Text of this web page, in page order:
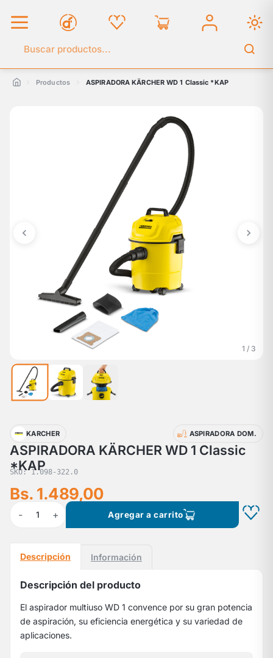
Buscar en el catálogo
Productos ASPIRADORA KÄRCHER WD 1 Classic *KAP
1 / 3
KARCHER ASPIRADORA DOM.
ASPIRADORA KÄRCHER WD 1 Classic
*KAP
SKU: 1.098-322.0
Bs. 1.489,00
- 1 + Agregar a carrito
Descripción Información
Descripción del producto
El aspirador multiuso WD 1 convence por su gran potencia
de aspiración, su eficiencia energética y su variedad de
aplicaciones.